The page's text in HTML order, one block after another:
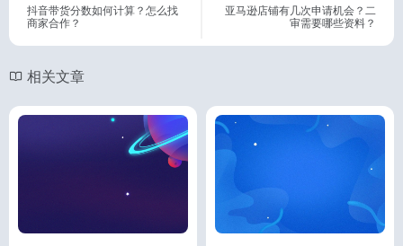
抖音带货分数如何计算？怎么找
商家合作？
亚马逊店铺有几次申请机会？二
审需要哪些资料？
相关文章